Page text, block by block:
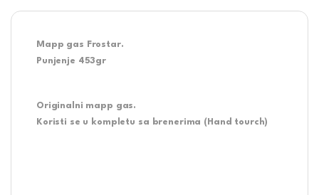
Mapp gas Frostar.
Punjenje 453gr
Originalni mapp gas.
Koristi se u kompletu sa brenerima (Hand tourch)